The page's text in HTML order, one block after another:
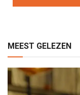
MEEST GELEZEN